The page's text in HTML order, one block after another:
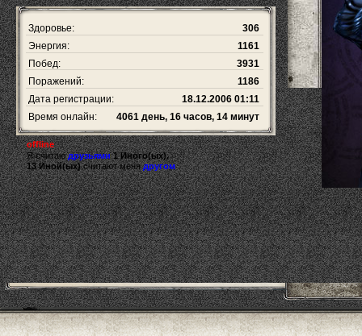
Здоровье:
306
Энергия:
1161
Побед:
3931
Поражений:
1186
Дата регистрации:
18.12.2006 01:11
Время онлайн:
4061 день, 16 часов, 14 минут
offline
Я считаюдрузьями 1 Иного(ых).
13 Иной(ых)считают менядругом .